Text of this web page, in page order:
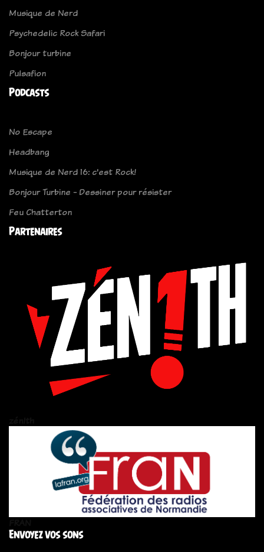
Musique de Nerd
Psychedelic Rock Safari
Bonjour turbine
Pulsafion
Podcasts
No Escape
Headbang
Musique de Nerd 16: c'est Rock!
Bonjour Turbine - Dessiner pour résister
Feu Chatterton
Partenaires
Envoyez vos sons